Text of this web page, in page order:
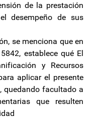
de la prestación
desempeño de sus
se menciona que en
establece qué El
y Recursos
aplicar el presente
quedando facultado a
que resulten